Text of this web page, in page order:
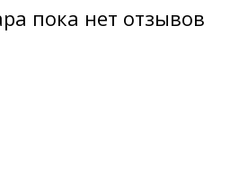
пока нет отзывов